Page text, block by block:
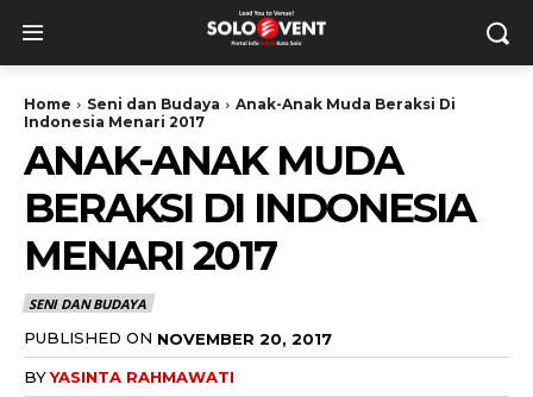
Home Seni dan Budaya
Anak-Anak Muda Beraksi Di
Indonesia Menari 2017
ANAK-ANAK MUDA
BERAKSI DI INDONESIA
MENARI 2017
SENI DAN BUDAYA
PUBLISHED ON NOVEMBER 20, 2017
BYYASINTA RAHMAWATI